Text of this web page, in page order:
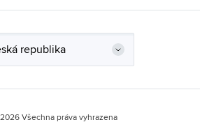
Všechna práva vyhrazena